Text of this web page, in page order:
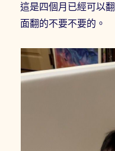
這是四個月已經可以
面翻的不要不要的。